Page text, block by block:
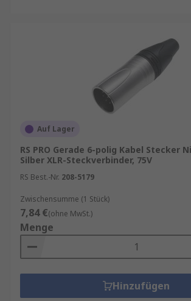
Auf Lager
RS PRO Gerade 6-polig Kabel Stecker
Silber XLR-Steckverbinder, 75V
RS Best.-Nr. 208-5179
Zwischensumme (1 Stück)
7,84 €(ohne MwSt.)
Menge
Hinzufügen